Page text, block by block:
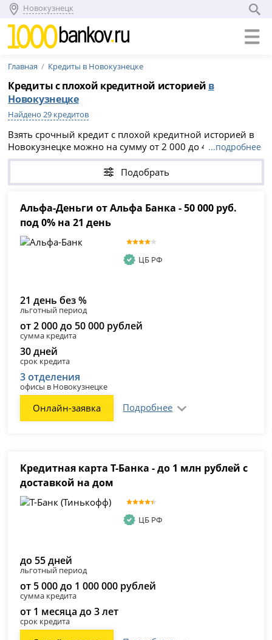
Новокузнецк
Главная Кредиты в Новокузнецке
Кредиты с плохой кредитной историей в
Новокузнецке
Найдено 29 кредитов
Взять срочный кредит с плохой кредитной историей в
Новокузнецке можно на сумму от 2 000 до 40 000 000
рублей, на срок до 15 лет. На странице доступны
предложения банков и МФО с ПСК от 13.84% до 61.999%
годовых. Изучите условия, сравните ставку, срок и
...подробнее
Подобрать
Альфа-Деньги от Альфа Банка - 50 000 руб.
под 0% на 21 день
ЦБ РФ
21 день без %
льготный период
от 2 000 до 50 000 рублей
сумма кредита
30 дней
срок кредита
3 отделения
офисы в Новокузнецке
Онлайн-заявка Подробнее
Кредитная карта Т-Банка - до 1 млн рублей с
доставкой на дом
ЦБ РФ
до 55 дней
льготный период
от 5 000 до 1 000 000 рублей
сумма кредита
от 1 месяца до 3 лет
срок кредита